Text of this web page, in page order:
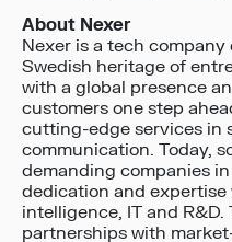
About Nexer
Nexer is a tech
Swedish heritage of
with a global presence
customers one step
cutting-edge services in
communication. Today,
demanding companies
dedication and
intelligence, IT and
partnerships with